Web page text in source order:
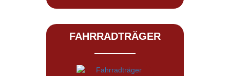
FAHRRADTRÄGER